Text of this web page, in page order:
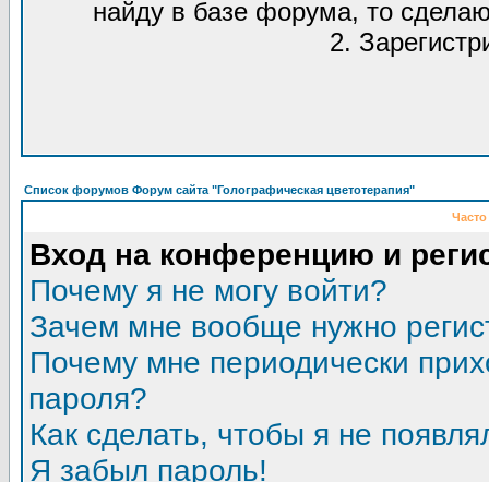
найду в базе форума, то
2.
Список форумов Форум сайта "Голографическая цветотерапия"
Вход на конференцию и
Почему я не могу войти?
Зачем мне вообще нужно
Почему мне периодически
пароля?
Как сделать, чтобы я не
Я забыл пароль!